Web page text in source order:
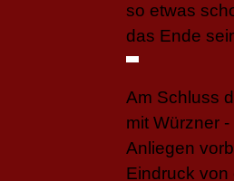
so etwas
das Ende
Am Schluss
mit Würzner
Anliegen
Eindruck von